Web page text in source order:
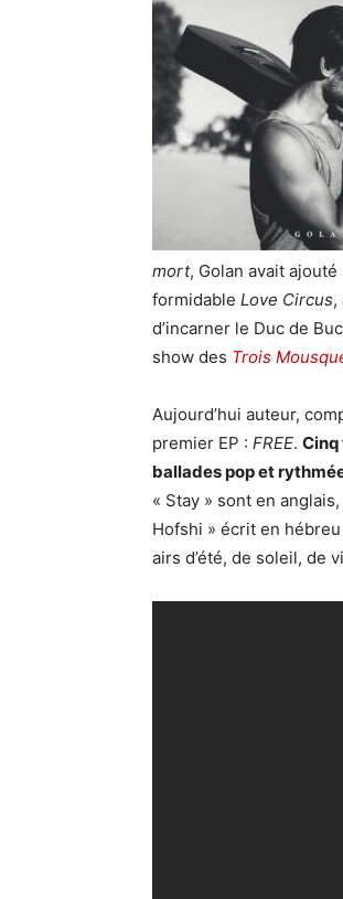
mort, Golan avait
formidable Love Circus,
d’incarner le Duc de
show des Trois
Aujourd’hui auteur,
premier EP : FREE. Cinq
ballades pop et
« Stay » sont en
Hofshi » écrit en
airs d’été, de soleil, de